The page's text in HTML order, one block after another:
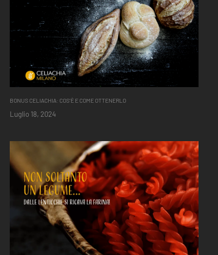
BONUS CELIACHIA: COS’È E COME OTTENERLO
Luglio 18, 2024